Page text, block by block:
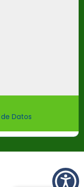
Datos